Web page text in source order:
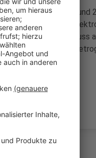
Zwischen 2020 und
Waren in Anschluss
als 11.500 Euro